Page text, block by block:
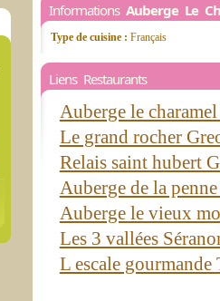
Informations Auberge Le
Type de cuisine : Français
Liens Restaurants
Auberge le
Le grand rocher
Relais saint hubert
Auberge de la
Auberge le vieux
Les 3 vallées
L escale